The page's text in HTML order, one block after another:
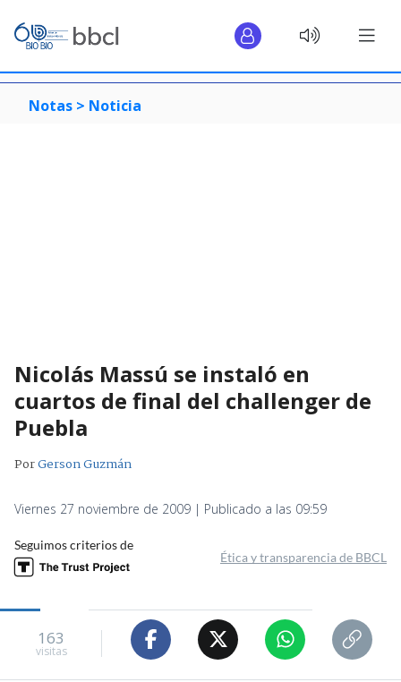
Notas > Noticia
Nicolás Massú se instaló en
cuartos de final del challenger de
Puebla
PorGerson Guzmán
Viernes 27 noviembre de 2009 | Publicado a las 09:59
Seguimos criterios de
Ética y transparencia de BBCL
163
visitas